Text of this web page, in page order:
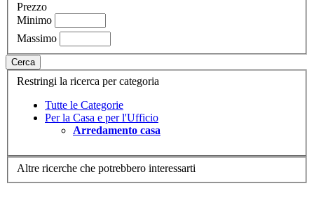
Prezzo
Minimo
Massimo
Cerca
Restringi la ricerca per categoria
Tutte le Categorie
Per la Casa e per l'Ufficio
Arredamento casa
Altre ricerche che potrebbero interessarti